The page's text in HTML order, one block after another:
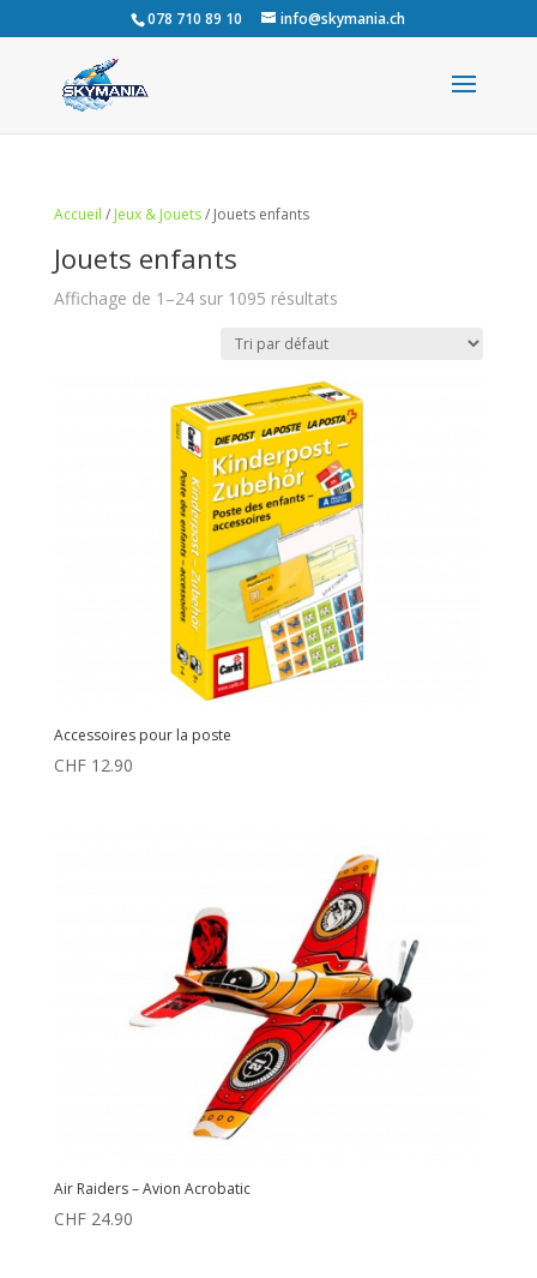
078 710 89 10 info@skymania.ch
Accueil / Jeux & Jouets/ Jouets enfants
Jouets enfants
Affichage de 1–24 sur 1095 résultats
Accessoires pour la poste
CHF12.90
Air Raiders – Avion Acrobatic
CHF24.90